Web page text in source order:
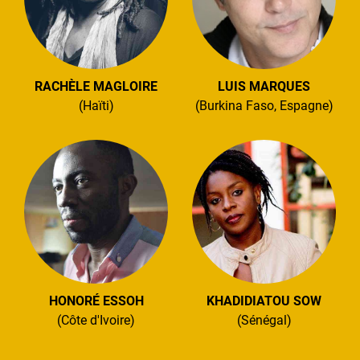
RACHÈLE MAGLOIRE
(Haïti)
LUIS MARQUES
(Burkina Faso, Espagne)
HONORÉ ESSOH
(Côte d'Ivoire)
KHADIDIATOU SOW
(Sénégal)